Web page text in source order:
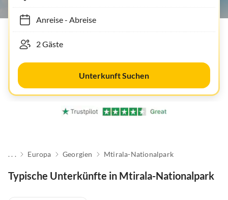
Anreise- Abreise
Unterkunft Suchen
. . . Europa Georgien Mtirala-Nationalpark
Typische Unterkünfte in Mtirala-Nationalpark